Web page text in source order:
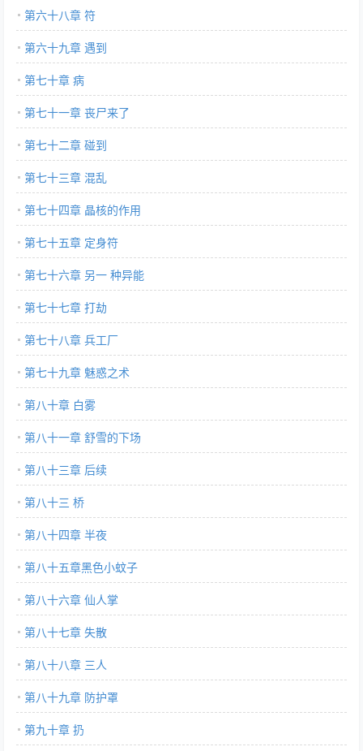
第六十八章 符
第六十九章 遇到
第七十章 病
第七十一章 丧尸来了
第七十二章 碰到
第七十三章 混乱
第七十四章 晶核的作用
第七十五章 定身符
第七十六章 另一 种异能
第七十七章 打劫
第七十八章 兵工厂
第七十九章 魅惑之术
第八十章 白雾
第八十一章 舒雪的下场
第八十三章 后续
第八十三 桥
第八十四章 半夜
第八十五章黑色小蚊子
第八十六章 仙人掌
第八十七章 失散
第八十八章 三人
第八十九章 防护罩
第九十章 扔